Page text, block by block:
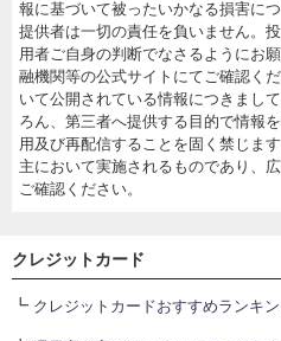
報に基づいて被ったいかなる損害に
提供者は一切の責任を負いません。
用者ご自身の判断でなさるようにお
融機関等の公式サイトにてご確認く
いて公開されている情報につきまし
ろん、第三者へ提供する目的で情報
用及び再配信することを固く禁じま
主において実施されるものであり、
ご確認ください。
クレジットカード
┗ クレジットカードおすすめランキ